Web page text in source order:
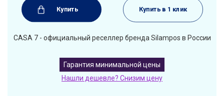
Купить Купить в 1 клик
CASA 7 - официальный реселлер бренда Silampos в России
Гарантия минимальной цены
Нашли дешевле? Снизим цену